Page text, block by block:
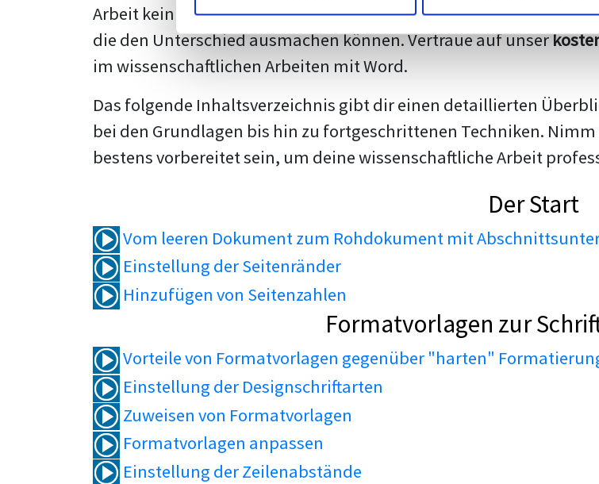
Arbeit kein Problem mehr für dich darstellen. Unsere erfahrenen
die den Unterschied ausmachen können. Vertraue auf unser
im wissenschaftlichen Arbeiten mit Word.
Das folgende Inhaltsverzeichnis gibt dir einen detaillierten
bei den Grundlagen bis hin zu fortgeschrittenen Techniken.
bestens vorbereitet sein, um deine wissenschaftliche Arbeit
Der Start
Vom leeren Dokument zum Rohdokument mit
Einstellung der Seitenränder
Hinzufügen von Seitenzahlen
Formatvorlagen zur
Vorteile von Formatvorlagen gegenüber "harten"
Einstellung der Designschriftarten
Zuweisen von Formatvorlagen
Formatvorlagen anpassen
Einstellung der Zeilenabstände